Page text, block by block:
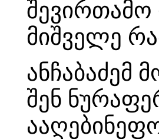
შევირთამო
მიშველე
ანჩაბაძემ
შენ